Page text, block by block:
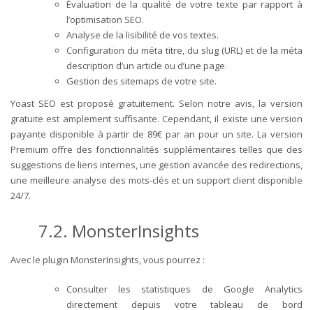
Évaluation de la qualité de votre texte par rapport à
l’optimisation SEO.
Analyse de la lisibilité de vos textes.
Configuration du méta titre, du slug (URL) et de la méta
description d’un article ou d’une page.
Gestion des sitemaps de votre site.
Yoast SEO est proposé gratuitement. Selon notre avis, la version
gratuite est amplement suffisante. Cependant, il existe une version
payante disponible à partir de 89€ par an pour un site.La version
Premium offre des fonctionnalités supplémentaires telles que des
suggestions de liens internes, une gestion avancée des redirections,
une meilleure analyse des mots-clés et un support client disponible
24/7.
7.2. MonsterInsights
Avec le plugin MonsterInsights, vous pourrez :
Consulter les statistiques de Google Analytics
directement depuis votre tableau de bord